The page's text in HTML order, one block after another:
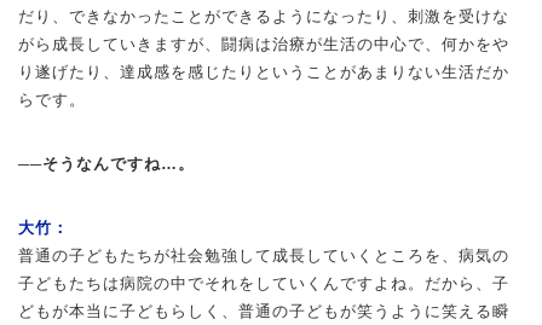
だり、できなかったことができるようになったり、刺激を受けな
がら成長していきますが、闘病は治療が生活の中心で、何かをや
り遂げたり、達成感を感じたりということがあまりない生活だか
らです。
──そうなんですね…。
大竹：
普通の子どもたちが社会勉強して成長していくところを、病気の
子どもたちは病院の中でそれをしていくんですよね。だから、子
どもが本当に子どもらしく、普通の子どもが笑うように笑える瞬